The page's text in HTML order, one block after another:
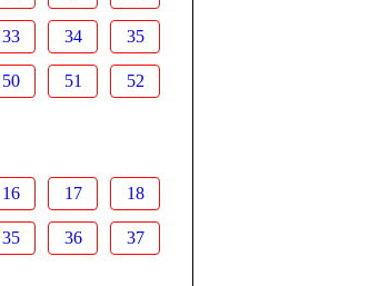
33 34 35
50 51 52
16 17 18
35 36 37